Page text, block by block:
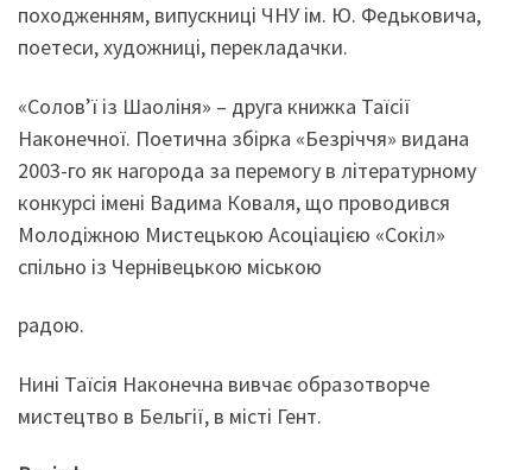
походженням, випускниці ЧНУ ім. Ю. Федьковича,
поетеси, художниці, перекладачки.
«Солов’ї із Шаоліня» – друга книжка Таїсії
Наконечної. Поетична збірка «Безріччя» видана
2003-го як нагорода за перемогу в літературному
конкурсі імені Вадима Коваля, що проводився
Молодіжною Мистецькою Асоціацією «Сокіл»
спільно із Чернівецькою міською
радою.
Нині Таїсія Наконечна вивчає образотворче
мистецтво в Бельгії, в місті Гент.